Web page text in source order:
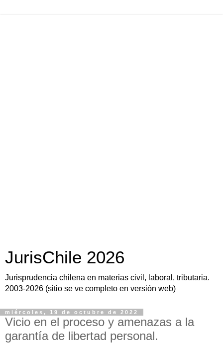
JurisChile 2026
Jurisprudencia chilena en materias civil, laboral, tributaria.
2003-2026 (sitio se ve completo en versión web)
miércoles, 19 de octubre de 2022
Vicio en el proceso y amenazas a la
garantía de libertad personal.